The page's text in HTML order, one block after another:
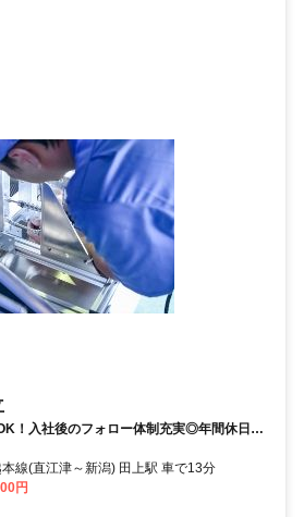
！入社後のフォロー体制充実◎年間休日
接可】
線(直江津～新潟) 田上駅 車で13分
円